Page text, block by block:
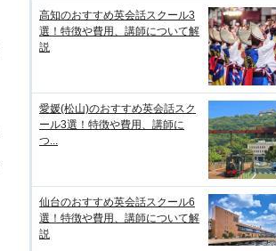
高知のおすすめ英会話スクール3
選！特徴や費用、講師について解
説
愛媛(松山)のおすすめ英会話スク
ール3選！特徴や費用、講師に
つ...
仙台のおすすめ英会話スクール6
選！特徴や費用、講師について解
説